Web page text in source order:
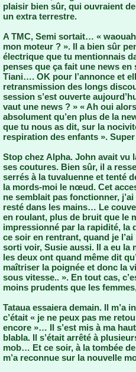
plaisir bien sûr, qui ouvraient
un extra terrestre.
A TMC, Semi sortait… «
mon moteur ? ». Il a bien sûr
électrique que tu mentionnais
penses que ça fait une news
Tiani…. OK pour l’annonce et
retransmission des longs
session s’est ouverte
vaut une news ? » « Ah oui
absolument qu’en plus de la
que tu nous as dit, sur la
respiration des enfants ».
Stop chez Alpha. John avait vu
ses coutures. Bien sûr, il a
serrés à la tuvaluenne et tenté
la mords-moi le nœud. Cet
ne semblait pas fonctionner,
resté dans les mains… Le
en roulant, plus de bruit que le
impressionné par la rapidité,
ce soir en rentrant, quand je
sorti voir, Susie aussi. Il a eu la
les deux ont quand même dit
maîtriser la poignée et donc la
sous vitesse.. ». En tout cas,
moins prudents que les
Tataua essaiera demain. Il m’a
c’était « je ne peux pas me
encore »… Il s’est mis à ma
blabla. Il s’était arrêté à
mob… Et ce soir, à la tombée
m’a reconnue sur la nouvelle